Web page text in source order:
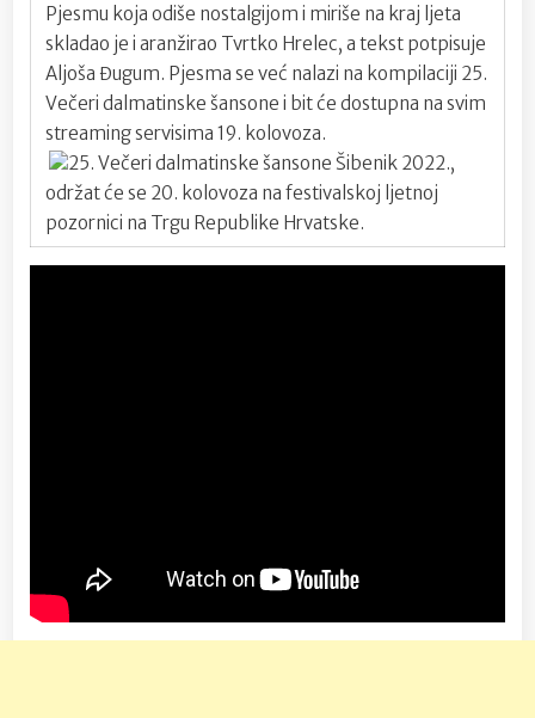
Pjesmu koja odiše nostalgijom i miriše na kraj ljeta
skladao je i aranžirao Tvrtko Hrelec, a tekst potpisuje
Aljoša Đugum. Pjesma se već nalazi na kompilaciji 25.
Večeri dalmatinske šansone i bit će dostupna na svim
streaming servisima 19. kolovoza.
25. Večeri dalmatinske šansone Šibenik 2022.,
održat će se 20. kolovoza na festivalskoj ljetnoj
pozornici na Trgu Republike Hrvatske.